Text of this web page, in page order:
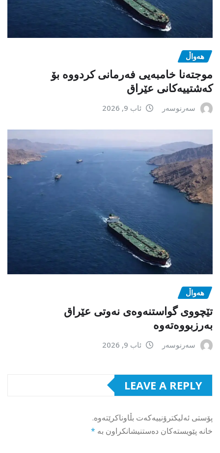
هەواڵ
موجتەنا خامبەیی فەرمانی کردووە بۆ
کەشتییەکانی عێراق
سەرنوسەر ئاب 9, 2026
هەواڵ
تێچووی گواستنەوەی نەوتی عێراق
بەرزبووەتەوە
سەرنوسەر ئاب 9, 2026
LEAVE A REPLY
پۆستی ئەلیکترۆنییەکەت بڵاوناکرێتەوە.
خانە پێویستەکان دەستنیشانکراون بە *